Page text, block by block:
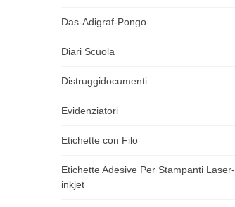
Das-Adigraf-Pongo
Diari Scuola
Distruggidocumenti
Evidenziatori
Etichette con Filo
Etichette Adesive Per Stampanti Laser-
inkjet